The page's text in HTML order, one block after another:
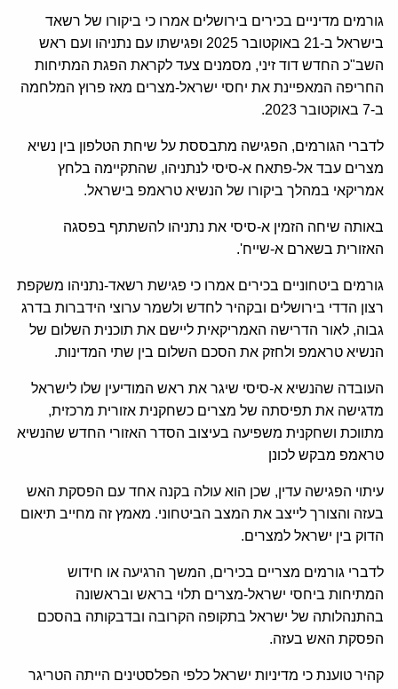
גורמים מדיניים בכירים בירושלים אמרו כי ביקורו של רשאד
בישראל ב-21 באוקטובר 2025 ופגישתו עם נתניהו ועם ראש
השב"כ החדש דוד זיני, מסמנים צעד לקראת הפגת המתיחות
החריפה המאפיינת את יחסי ישראל-מצרים מאז פרוץ המלחמה
ב-7 באוקטובר 2023.
לדברי הגורמים, הפגישה מתבססת על שיחת הטלפון בין נשיא
מצרים עבד אל-פתאח א-סיסי לנתניהו, שהתקיימה בלחץ
אמריקאי במהלך ביקורו של הנשיא טראמפ בישראל.
באותה שיחה הזמין א-סיסי את נתניהו להשתתף בפסגה
האזורית בשארם א-שייח'.
גורמים ביטחוניים בכירים אמרו כי פגישת רשאד-נתניהו משקפת
רצון הדדי בירושלים ובקהיר לחדש ולשמר ערוצי הידברות בדרג
גבוה, לאור הדרישה האמריקאית ליישם את תוכנית השלום של
הנשיא טראמפ ולחזק את הסכם השלום בין שתי המדינות.
העובדה שהנשיא א-סיסי שיגר את ראש המודיעין שלו לישראל
מדגישה את תפיסתה של מצרים כשחקנית אזורית מרכזית,
מתווכת ושחקנית משפיעה בעיצוב הסדר האזורי החדש שהנשיא
טראמפ מבקש לכונן
עיתוי הפגישה עדין, שכן הוא עולה בקנה אחד עם הפסקת האש
בעזה והצורך לייצב את המצב הביטחוני. מאמץ זה מחייב תיאום
הדוק בין ישראל למצרים.
לדברי גורמים מצריים בכירים, המשך הרגיעה או חידוש
המתיחות ביחסי ישראל-מצרים תלוי בראש ובראשונה
בהתנהלותה של ישראל בתקופה הקרובה ובדבקותה בהסכם
הפסקת האש בעזה.
קהיר טוענת כי מדיניות ישראל כלפי הפלסטינים הייתה הטריגר